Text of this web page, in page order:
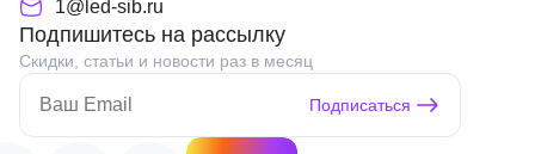
1@led-sib.ru
Подпишитесь на рассылку
Скидки, статьи и новости раз в месяц
Подписаться